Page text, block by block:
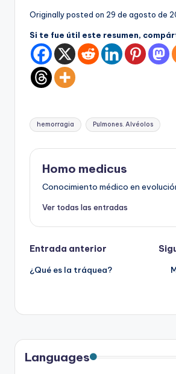
Originally posted on 29 de agosto de
Si te fue útil este resumen,
Etiquetas:
hemorragia Pulmones. Alvéolos
Homo medicus
Conocimiento médico en
Ver todas las entradas
Navegación
de
Entrada anterior
¿Qué es la tráquea?
Languages